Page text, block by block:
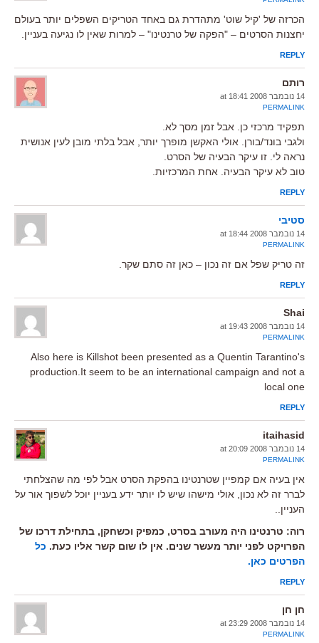
הכרזה של 'קיל שוט' מתהדרת גם באחד הטריקים השפלים יותר בעולם
יחצנות הסרטים – "הפקה של טרנטינו" – למרות שאין לו נגיעה בעניין.
REPLY
רותם
14 נובמבר 2008 at 18:41
PERMALINK
תפקיד מרכזי כן. אבל זמן מסך לא.
ולגבי בונד/בורן. אולי האקשן מופרך יותר, אבל בלתי מובן לעין אנושית
נראה לי. זו עיקר הבעיה של הסרט.
טוב לא עיקר הבעיה. אחת המרכזיות.
REPLY
סטיבי
14 נובמבר 2008 at 18:44
PERMALINK
זה טריק שפל אם זה נכון – כאן זה סתם שקר.
REPLY
Shai
14 נובמבר 2008 at 19:43
PERMALINK
Also here is Killshot been presented as a Quentin Tarantino's
production.It seem to be an international campaign and not a
local one
REPLY
itaihasid
14 נובמבר 2008 at 20:09
PERMALINK
אין בעיה אם קמפיין שטרנטינו בהפקת הסרט אבל לפי מה שהצלחתי
לברר זה לא נכון, אולי מישהו שיש לו יותר ידע בעניין יוכל לשפוך אור על
העניין..
רוה: טרנטינו היה מעורב בסרט, כמפיק וכשחקן, בתחילת דרכו של
הפרויקט לפני יותר מעשר שנים. אין לו שום קשר אליו כעת. כל
הפרטים כאן.
REPLY
חן חן
14 נובמבר 2008 at 23:29
PERMALINK